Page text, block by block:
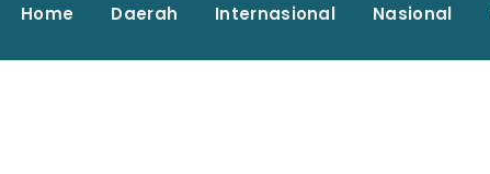
Home Daerah Internasional Nasional